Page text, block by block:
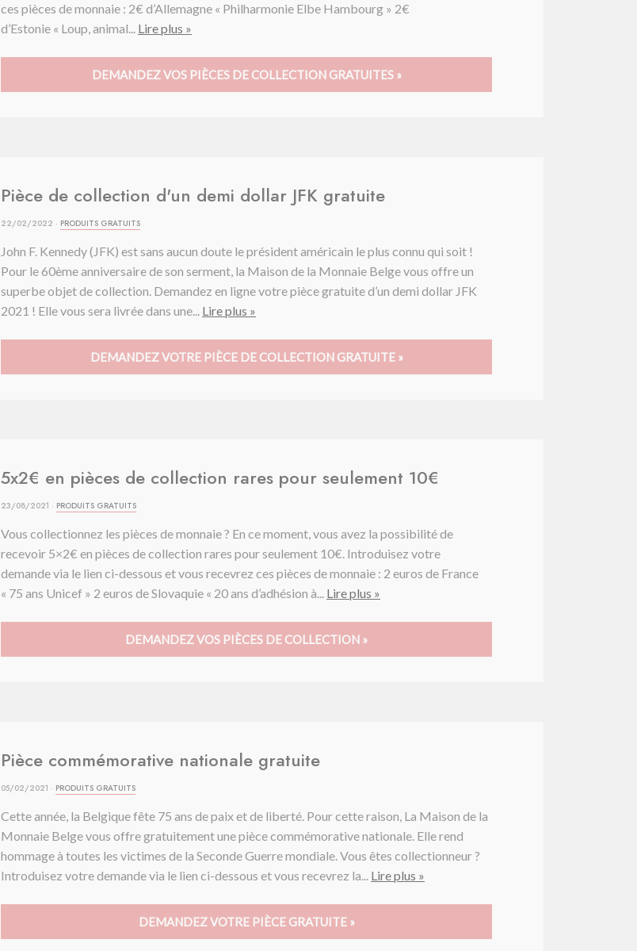
ces pièces de monnaie : 2€ d’Allemagne « Philharmonie Elbe Hambourg » 2€
d’Estonie « Loup, animal... Lire plus »
DEMANDEZ VOS PIÈCES DE COLLECTION GRATUITES »
Pièce de collection d'un demi dollar JFK gratuite
22/02/2022 · PRODUITS GRATUITS
John F. Kennedy (JFK) est sans aucun doute le président américain le plus connu qui soit !
Pour le 60ème anniversaire de son serment, la Maison de la Monnaie Belge vous offre un
superbe objet de collection. Demandez en ligne votre pièce gratuite d’un demi dollar JFK
2021 ! Elle vous sera livrée dans une... Lire plus »
DEMANDEZ VOTRE PIÈCE DE COLLECTION GRATUITE »
5x2€ en pièces de collection rares pour seulement 10€
23/08/2021 · PRODUITS GRATUITS
Vous collectionnez les pièces de monnaie ? En ce moment, vous avez la possibilité de
recevoir 5×2€ en pièces de collection rares pour seulement 10€. Introduisez votre
demande via le lien ci-dessous et vous recevrez ces pièces de monnaie : 2 euros de France
« 75 ans Unicef » 2 euros de Slovaquie « 20 ans d’adhésion à... Lire plus »
DEMANDEZ VOS PIÈCES DE COLLECTION »
Pièce commémorative nationale gratuite
05/02/2021 · PRODUITS GRATUITS
Cette année, la Belgique fête 75 ans de paix et de liberté. Pour cette raison, La Maison de la
Monnaie Belge vous offre gratuitement une pièce commémorative nationale. Elle rend
hommage à toutes les victimes de la Seconde Guerre mondiale. Vous êtes collectionneur ?
Introduisez votre demande via le lien ci-dessous et vous recevrez la... Lire plus »
DEMANDEZ VOTRE PIÈCE GRATUITE »